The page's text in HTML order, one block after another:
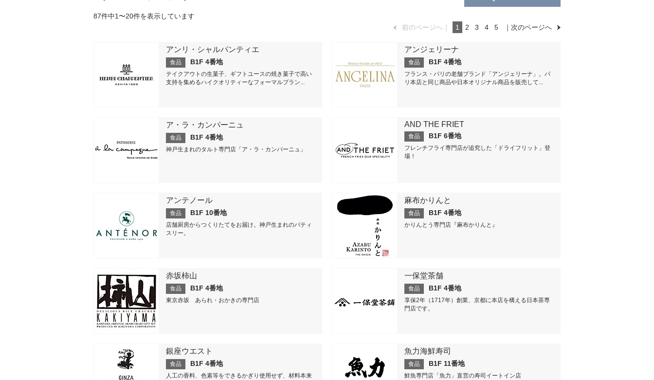
87件中1 〜20件を表示しています
前のページへ｜
1 2 3 4 5 ｜次のページへ
アンリ・シャルパンティエ
食品 B1F 4番地
テイクアウトの生菓子、ギフトユースの焼き菓子で高い
支持を集めるハイクオリティーなフォーマルブラン...
アンジェリーナ
食品 B1F 4番地
フランス・パリの老舗ブランド「アンジェリーナ」。パ
リ本店と同じ商品や日本オリジナル商品を販売して...
ア・ラ・カンパーニュ
食品 B1F 4番地
神戸生まれのタルト専門店「ア・ラ・カンパーニュ」
AND THE FRIET
食品 B1F 6番地
フレンチフライ専門店が追究した「ドライフリット」登
場！
アンテノール
食品 B1F 10番地
店舗厨房からつくりたてをお届け。神戸生まれのパティ
スリー。
麻布かりんと
食品 B1F 4番地
かりんとう専門店『麻布かりんと』
赤坂柿山
食品 B1F 4番地
東京赤坂 あられ・おかきの専門店
一保堂茶舗
食品 B1F 4番地
享保2年（1717年）創業、京都に本店を構える日本茶専
門店です。
銀座ウエスト
食品 B1F 4番地
人工の香料、色素等をできるかぎり使用せず、材料本来
魚力海鮮寿司
食品 B1F 11番地
鮮魚専門店「魚力」直営の寿司イートイン店